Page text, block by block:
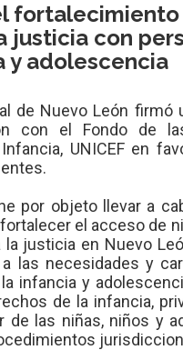
justicia con
y adolescencia
de Nuevo León firmó
con el Fondo de
UNICEF en
por objeto llevar a
el acceso de
la justicia en Nuevo
las necesidades y
infancia y
de la infancia,
de las niñas, niños y